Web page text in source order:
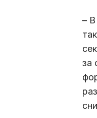
–
за